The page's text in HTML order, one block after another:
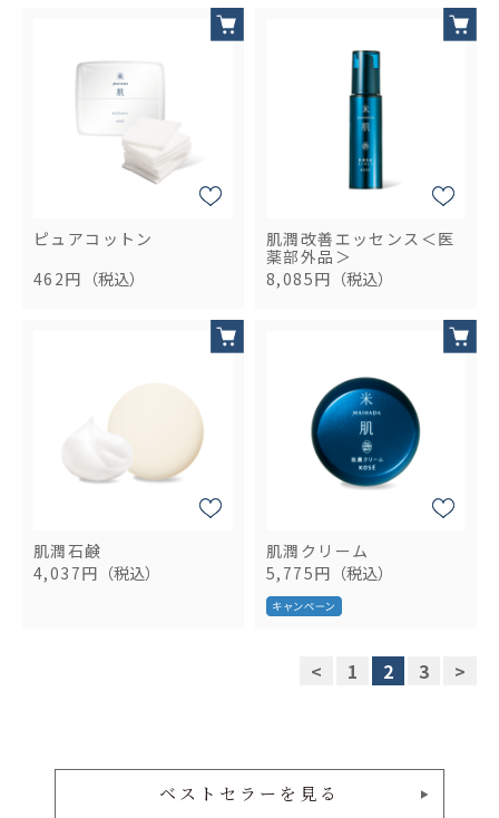
ピュアコットン
462円 （税込）
肌潤改善エッセンス＜医
薬部外品＞
8,085円 （税込）
肌潤石鹸
4,037円 （税込）
肌潤クリーム
5,775円 （税込）
< 1 2 3 >
ベストセラーを見る